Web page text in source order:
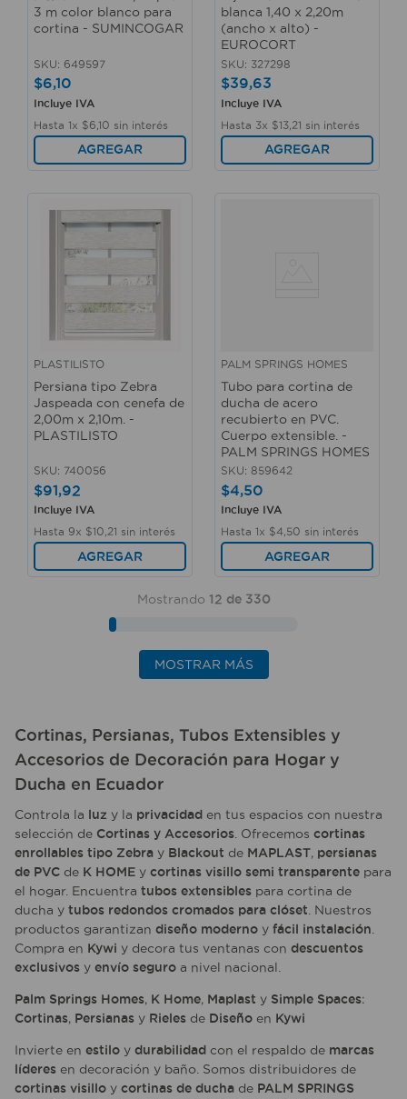
3 m color blanco para
cortina - SUMINCOGAR
SKU: 649597
$6,10
Incluye IVA
Hasta 1x $6 10 sin interés
AGREGAR
blanca 1,40 x 2,20m
(ancho x alto) -
EUROCORT
SKU: 327298
$39,63
Incluye IVA
Hasta 3x $13 21 sin interés
AGREGAR
PLASTILISTO
Persiana tipo Zebra
Jaspeada con cenefa de
2,00m x 2,10m. -
PLASTILISTO
SKU: 740056
$91,92
Incluye IVA
Hasta 9x $10 21 sin interés
AGREGAR
PALM SPRINGS HOMES
Tubo para cortina de
ducha de acero
recubierto en PVC.
Cuerpo extensible. -
PALM SPRINGS HOMES
SKU: 859642
$4,50
Incluye IVA
Hasta 1x $4 50 sin interés
AGREGAR
Mostrando 12 de 330
MOSTRAR MÁS
Cortinas, Persianas, Tubos Extensibles y
Accesorios de Decoración para Hogar y
Ducha en Ecuador
Controla la luz y la privacidad en tus espacios con nuestra
selección de Cortinas y Accesorios . Ofrecemos cortinas
enrollables tipo Zebra y Blackout de MAPLAST, persianas
de PVC de K HOME y cortinas visillo semi transparente para
el hogar. Encuentra tubos extensibles para cortina de
ducha y tubos redondos cromados para clóset . Nuestros
productos garantizan diseño moderno y fácil instalación
Compra en Kywi y decora tus ventanas con descuentos
exclusivos y envío seguro a nivel nacional.
Palm Springs Homes, K Home, Maplast y Simple Spaces:
Cortinas, Persianas y Rieles de Diseño en Kywi
Invierte en estilo y durabilidad con el respaldo de marcas
líderes en decoración y baño. Somos distribuidores de
cortinas visillo y cortinas de ducha de PALM SPRINGS